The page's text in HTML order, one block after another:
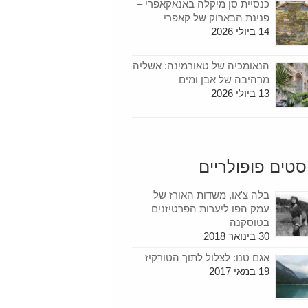
כנסיית סן מיקלה באנאקאפרי –
פנינת הבארוק של קאפרי
14 ביולי 2026
הנאומכיה של טאורמינה: אשליה
מרהיבה של אבן ומים
13 ביולי 2026
פופולריים
בלה צ'או, משדות האורז של
עמק הפו ליערות הפרטיזנים
בטוסקנה
30 בינואר 2018
אגם טנו: לצלול לתוך הטורקיז
19 במאי 2017